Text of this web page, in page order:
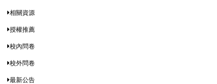
相關資源
授權推薦
校內問卷
校外問卷
最新公告